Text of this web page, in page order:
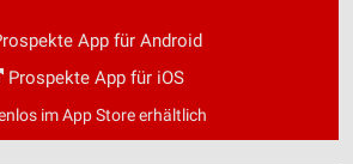
App für Android
Prospekte App für iOS
im App Store erhältlich